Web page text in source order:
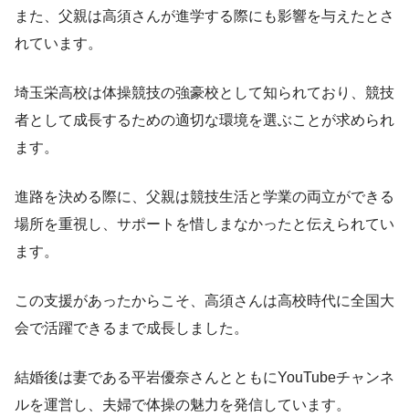
また、父親は高須さんが進学する際にも影響を与えたとさ
れています。
埼玉栄高校は体操競技の強豪校として知られており、競技
者として成長するための適切な環境を選ぶことが求められ
ます。
進路を決める際に、父親は競技生活と学業の両立ができる
場所を重視し、サポートを惜しまなかったと伝えられてい
ます。
この支援があったからこそ、高須さんは高校時代に全国大
会で活躍できるまで成長しました。
結婚後は妻である平岩優奈さんとともにYouTubeチャンネ
ルを運営し、夫婦で体操の魅力を発信しています。